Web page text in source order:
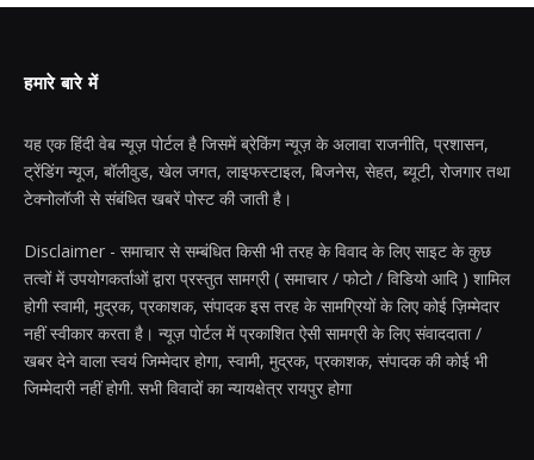
हमारे बारे में
यह एक हिंदी वेब न्यूज़ पोर्टल है जिसमें ब्रेकिंग न्यूज़ के अलावा राजनीति, प्रशासन,
ट्रेंडिंग न्यूज, बॉलीवुड, खेल जगत, लाइफस्टाइल, बिजनेस, सेहत, ब्यूटी, रोजगार तथा
टेक्नोलॉजी से संबंधित खबरें पोस्ट की जाती है।
Disclaimer - समाचार से सम्बंधित किसी भी तरह के विवाद के लिए साइट के कुछ
तत्वों में उपयोगकर्ताओं द्वारा प्रस्तुत सामग्री ( समाचार / फोटो / विडियो आदि ) शामिल
होगी स्वामी, मुद्रक, प्रकाशक, संपादक इस तरह के सामग्रियों के लिए कोई ज़िम्मेदार
नहीं स्वीकार करता है। न्यूज़ पोर्टल में प्रकाशित ऐसी सामग्री के लिए संवाददाता /
खबर देने वाला स्वयं जिम्मेदार होगा, स्वामी, मुद्रक, प्रकाशक, संपादक की कोई भी
जिम्मेदारी नहीं होगी. सभी विवादों का न्यायक्षेत्र रायपुर होगा